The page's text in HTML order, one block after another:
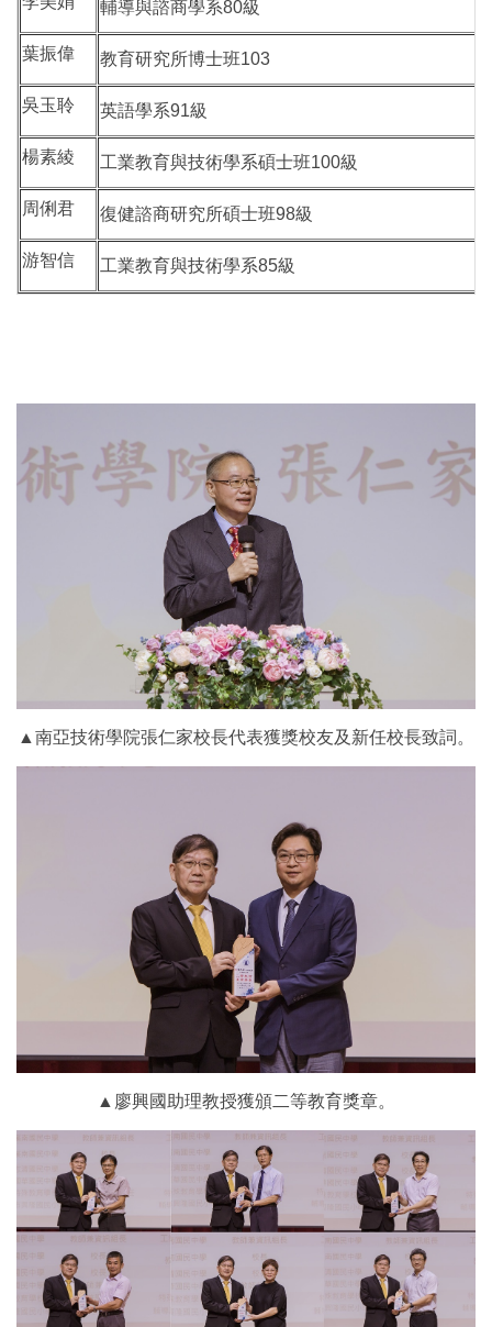
輔導與諮商學系80級
葉振偉 教育研究所博士班103
吳玉聆 英語學系91級
楊素綾 工業教育與技術學系碩士班100級
周俐君 復健諮商研究所碩士班98級
游智信 工業教育與技術學系85級
▲南亞技術學院張仁家校長代表獲獎校友及新任校長致詞。
▲廖興國助理教授獲頒二等教育獎章。